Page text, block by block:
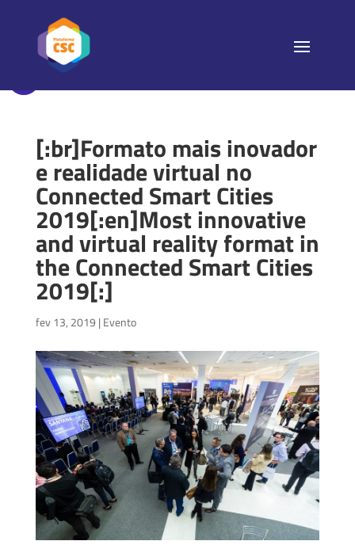
[:br]Formato mais inovador
e realidade virtual no
Connected Smart Cities
2019[:en]Most innovative
and virtual reality format in
the Connected Smart Cities
2019[:]
fev 13, 2019 | Evento